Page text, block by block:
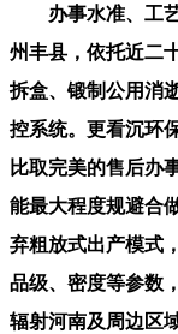
办事水准、工艺
州丰县，依托近二
拆盒、锻制公用消
控系统。更看沉环
比取完美的售后办
能最大程度规避合
弃粗放式出产模式
品级、密度等参数
辐射河南及周边区